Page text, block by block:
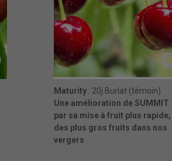
Maturity : 20j Burlat (témoin)
Une amélioration de SUMMIT
par sa mise à fruit plus rapide,
des plus gros fruits dans nos
vergers